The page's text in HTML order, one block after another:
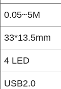
0.05~5M
33*13.5mm
4 LED
USB2.0